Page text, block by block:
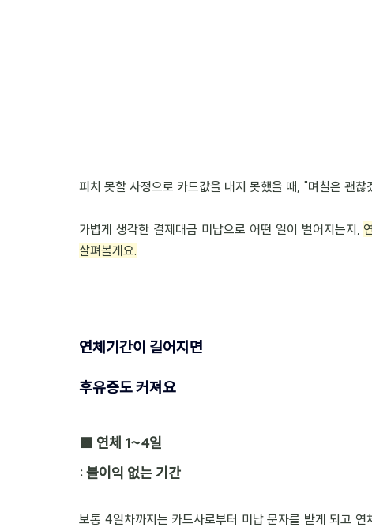
피치 못할 사정으로 카드값을 내지 못했을 때, "며칠은 괜
가볍게 생각한 결제대금 미납으로 어떤 일이 벌어지는지,
살펴볼게요.
연체기간이 길어지면
후유증도 커져요
🟩 연체 1~4일
: 불이익 없는 기간
보통 4일차까지는 카드사로부터 미납 문자를 받게 되고